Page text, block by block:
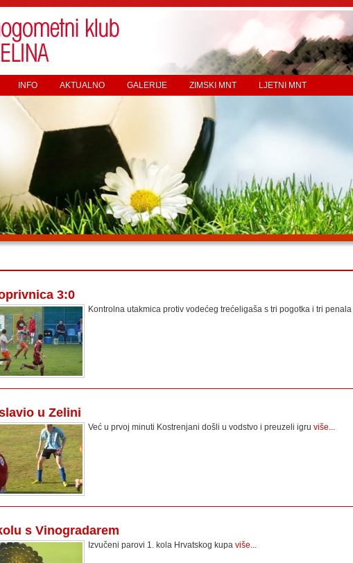
INFO AKTUALNO GALERIJE ZIMSKI MNT LJETNI MNT
3:0
Kontrolna utakmica protiv vodećeg trećeligaša s tri pogotka i tri penala
u Zelini
Već u prvoj minuti Kostrenjani došli u vodstvo i preuzeli igru više...
s Vinogradarem
Izvučeni parovi 1. kola Hrvatskog kupa više...